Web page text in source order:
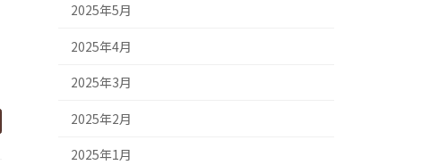
2025年5月
2025年4月
2025年3月
2025年2月
2025年1月